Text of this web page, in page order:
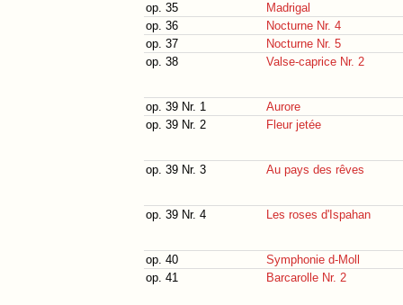
op. 35
Madrigal
op. 36
Nocturne Nr. 4
op. 37
Nocturne Nr. 5
op. 38
Valse-caprice Nr. 2
op. 39 Nr. 1
Aurore
op. 39 Nr. 2
Fleur jetée
op. 39 Nr. 3 Au pays des rêves
op. 39 Nr. 4 Les roses d'Ispahan
op. 40
Symphonie d-Moll
op. 41
Barcarolle Nr. 2